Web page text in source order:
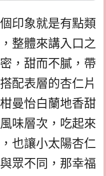
印象就是有點類
整體來講入口之
，甜而不膩，帶
配表層的杏仁片
曼怡白蘭地香甜
味層次，吃起來
也讓小太陽杏仁
眾不同，那幸福